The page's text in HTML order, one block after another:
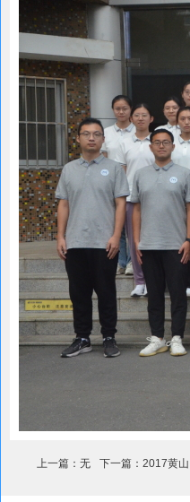
上一篇： 无 下一篇： 2017黄山